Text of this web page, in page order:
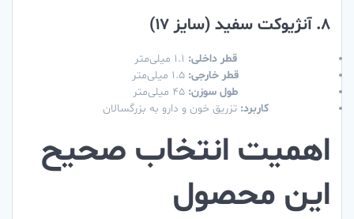
8. آنژیوکت سفید (سایز ۱۷)
قطر داخلی:
قطر خارجی:
طول سوزن:
کاربرد: تزریق خون و دارو به بزرگسالان
اهمیت انتخاب صحیح
این محصول